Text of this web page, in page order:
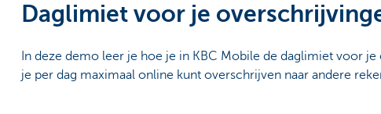
Daglimiet voor je
In deze demo leer je hoe je in KBC Mobile de daglimiet voor
je per dag maximaal online kunt overschrijven naar andere